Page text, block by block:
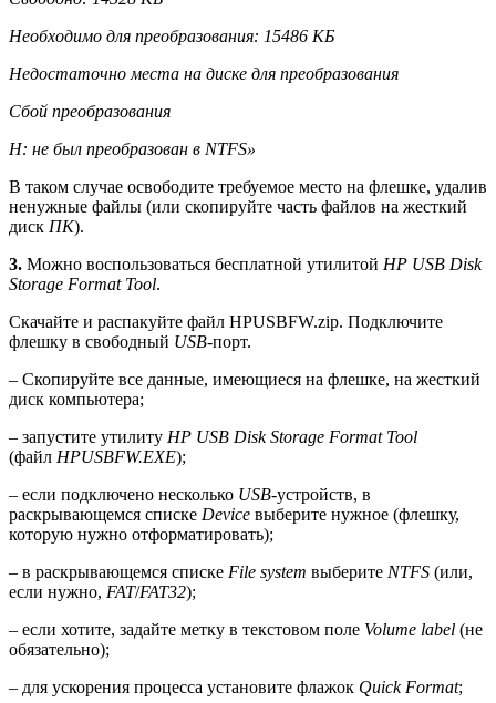
Необходимо для преобразования: 15486 КБ
Недостаточно места на диске для преобразования
Сбой преобразования
H: не был преобразован в NTFS»
В таком случае освободите требуемое место на флешке, удалив
ненужные файлы (или скопируйте часть файлов на жесткий
диск ПК).
3. Можно воспользоваться бесплатной утилитой HP USB Disk
Storage Format Tool.
Скачайте и распакуйте файл HPUSBFW.zip. Подключите
флешку в свободный USB-порт.
– Скопируйте все данные, имеющиеся на флешке, на жесткий
диск компьютера;
– запустите утилиту HP USB Disk Storage Format Tool
(файл HPUSBFW.EXE);
– если подключено несколько USB-устройств, в
раскрывающемся списке Device выберите нужное (флешку,
которую нужно отформатировать);
– в раскрывающемся списке File system выберите NTFS (или,
если нужно, FAT/FAT32);
– если хотите, задайте метку в текстовом поле Volume label (не
обязательно);
– для ускорения процесса установите флажок Quick Format;